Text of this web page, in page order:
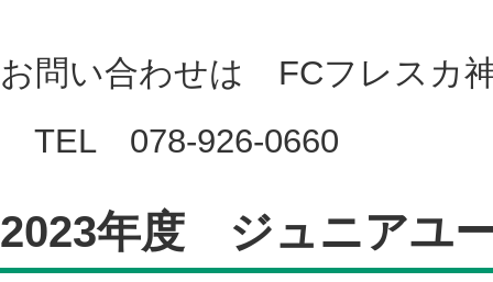
お問い合わせは FCフレスカ
TEL 078-926-0660
2023年度 ジュニアユ